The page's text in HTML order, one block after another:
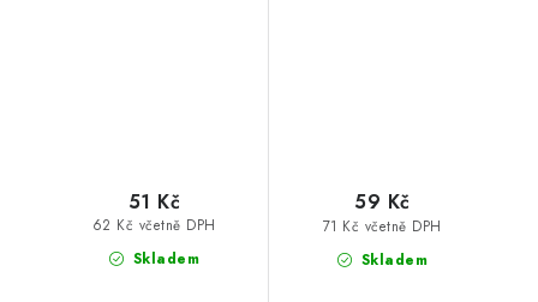
Skladem
62 Kč včetně DPH
51 Kč
Skladem
71 Kč včetně DPH
59 Kč